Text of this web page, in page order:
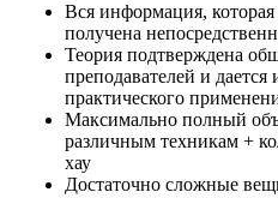
Вся информация, которая
получена
Теория подтверждена
преподавателей и
практического
Максимально полный
различным техникам +
хау
Достаточно сложные